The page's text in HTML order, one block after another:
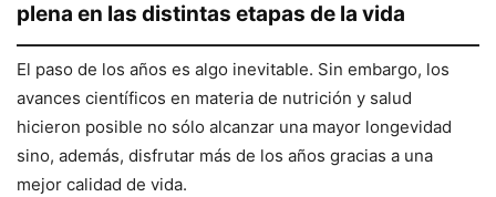
plena en las distintas etapas de la vida
El paso de los años es algo inevitable. Sin embargo, los
avances científicos en materia de nutrición y salud
hicieron posible no sólo alcanzar una mayor longevidad
sino, además, disfrutar más de los años gracias a una
mejor calidad de vida.